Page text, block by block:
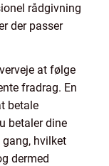
rådgivning
der passer
at følge
fradrag. En
betale
betaler dine
hvilket
dermed